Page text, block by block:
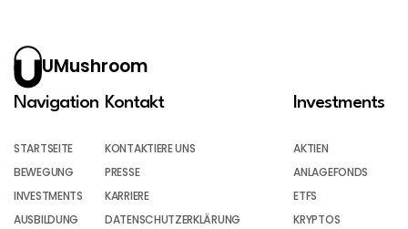
UMushroom
Navigation
STARTSEITE
BEWEGUNG
INVESTMENTS
AUSBILDUNG
Kontakt
KONTAKTIERE UNS
PRESSE
KARRIERE
DATENSCHUTZERKLÄRUNG
Investments
AKTIEN
ANLAGEFONDS
ETFS
KRYPTOS